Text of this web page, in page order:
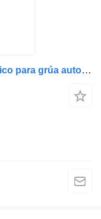
Parker F130CF distribuidor hidráulico para grúa autocargante